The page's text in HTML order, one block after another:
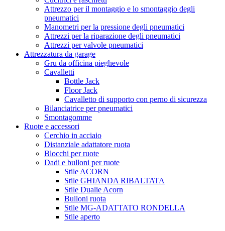
Attrezzo per il montaggio e lo smontaggio degli
pneumatici
Manometri per la pressione degli pneumatici
Attrezzi per la riparazione degli pneumatici
Attrezzi per valvole pneumatici
Attrezzatura da garage
Gru da officina pieghevole
Cavalletti
Bottle Jack
Floor Jack
Cavalletto di supporto con perno di sicurezza
Bilanciatrice per pneumatici
Smontagomme
Ruote e accessori
Cerchio in acciaio
Distanziale adattatore ruota
Blocchi per ruote
Dadi e bulloni per ruote
Stile ACORN
Stile GHIANDA RIBALTATA
Stile Dualie Acorn
Bulloni ruota
Stile MG-ADATTATO RONDELLA
Stile aperto